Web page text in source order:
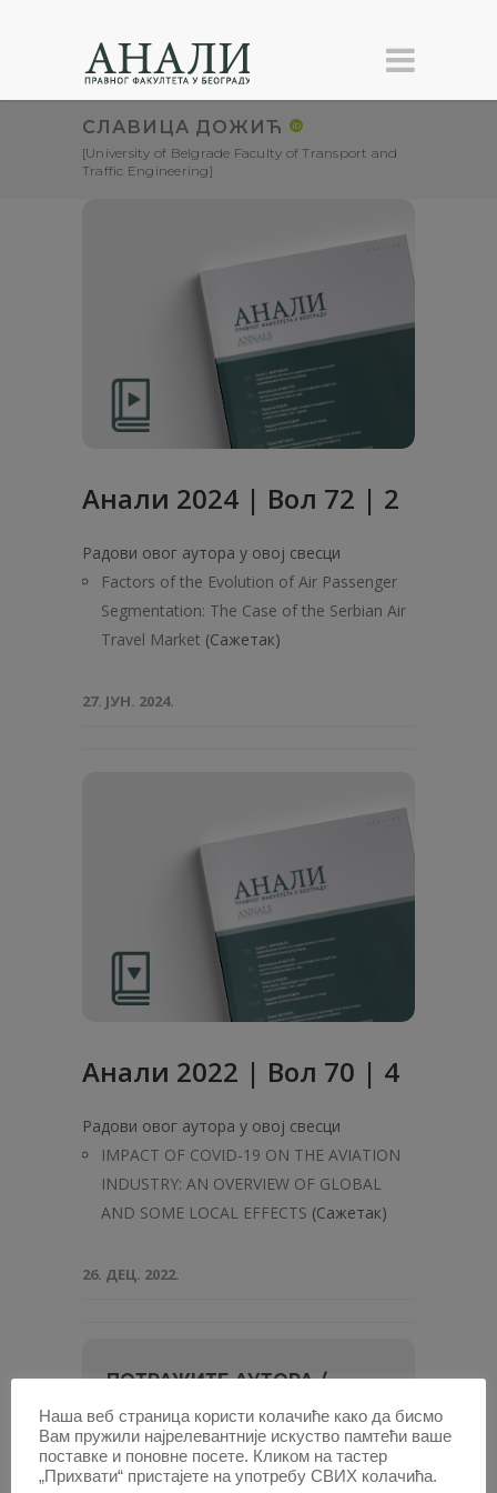
СЛАВИЦА ДОЖИЋ
[University of Belgrade Faculty of Transport and
Traffic Engineering]
Анали 2024 | Вол 72 | 2
Радови овог аутора у овој свесци
Factors of the Evolution of Air Passenger
Segmentation: The Case of the Serbian Air
Travel Market (Сажетак)
27. ЈУН. 2024.
Анали 2022 | Вол 70 | 4
Радови овог аутора у овој свесци
IMPACT OF COVID-19 ON THE AVIATION
INDUSTRY: AN OVERVIEW OF GLOBAL
AND SOME LOCAL EFFECTS (Сажетак)
26. ДЕЦ. 2022.
ПОТРАЖИТЕ АУТОРА /
Унесите
име
иили најмање два слова, па изаберите
Наша веб страница користи колачиће како да бисмо
Вам пружили најрелевантније искуство памтећи ваше
поставке и поновне посете. Кликом на тастер
„Прихвати“ пристајете на употребу СВИХ колачића.